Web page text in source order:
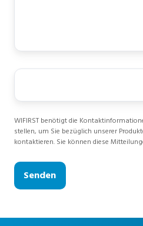
Pays/Région
WIFIRST benötigt die
stellen, um Sie bezüglich unserer
kontaktieren. Sie können diese